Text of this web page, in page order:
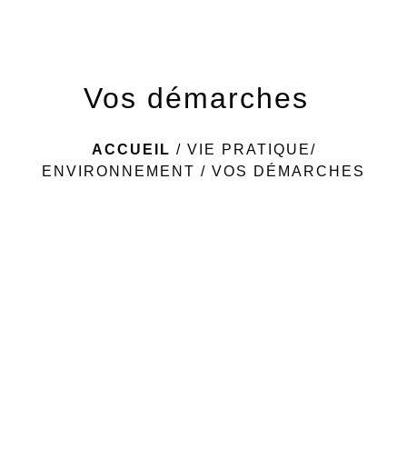
Vos démarches
ACCUEIL / VIE PRATIQUE/
ENVIRONNEMENT / VOS DÉMARCHES